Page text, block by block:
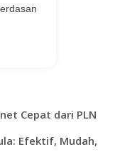
Cepat dari PLN
Efektif, Mudah,